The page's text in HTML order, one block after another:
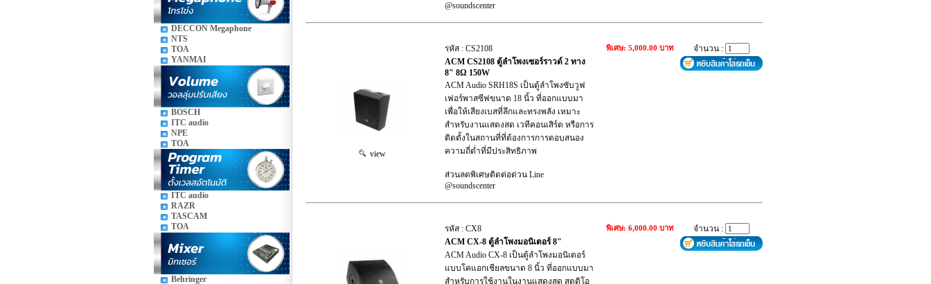
DECCON Megaphone
NTS
TOA
YANMAI
BOSCH
ITC audio
NPE
TOA
ITC audio
RAZR
TASCAM
TOA
Behringer
@soundscenter
view
รหัส : CS2108
ACM CS2108 ตู้ลำโพงเซอร์ราวด์ 2 ทาง
8" 8Ω 150W
ACM Audio SRH18S เป็นตู้ลำโพงซับวูฟ
เฟอร์พาสซีฟขนาด 18 นิ้ว ที่ออกแบบมา
เพื่อให้เสียงเบสที่ลึกและทรงพลัง เหมาะ
สำหรับงานแสดงสด เวทีคอนเสิร์ต หรือการ
ติดตั้งในสถานที่ที่ต้องการการตอบสนอง
ความถี่ต่ำที่มีประสิทธิภาพ
ส่วนลดพิเศษติดต่อด่วน Line
@soundscenter
พิเศษ: 5,000.00 บาท จำนวน :
รหัส : CX8
ACM CX-8 ตู้ลำโพงมอนิเตอร์ 8"
ACM Audio CX-8 เป็นตู้ลำโพงมอนิเตอร์
แบบโคแอกเชียลขนาด 8 นิ้ว ที่ออกแบบมา
สำหรับการใช้งานในงานแสดงสด สตูดิโอ
พิเศษ: 6,000.00 บาท จำนวน :